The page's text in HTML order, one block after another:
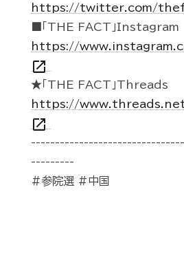
https://twitter.com/
■「THE FACT」Instagram
https://
open_in_new
★「THE FACT」Threads
https://
open_in_new
---------
#参院選 #中国